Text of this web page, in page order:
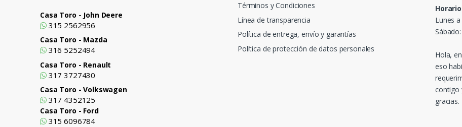
Casa Toro - John Deere
315 2562956
Casa Toro - Mazda
316 5252494
Casa Toro - Renault
317 3727430
Casa Toro - Volkswagen
317 4352125
Casa Toro - Ford
315 6096784
Términos y Condiciones
Línea de transparencia
Política de entrega, envío y garantías
Política de protección de datos personales
Lunes
Hola,
eso
contigo
gracias.